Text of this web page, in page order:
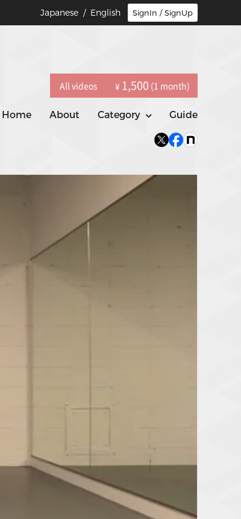
SignIn / SignUp
Japanese / English
All videos ¥ 1,500 (1 month)
Home About Category Guide